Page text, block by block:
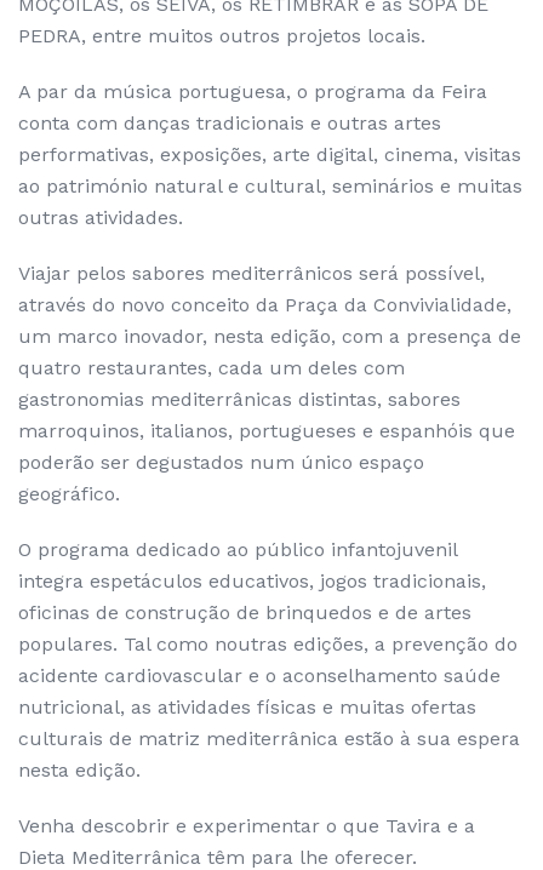
PEDRA, entre muitos outros projetos locais.
A par da música portuguesa, o programa da Feira
conta com danças tradicionais e outras artes
performativas, exposições, arte digital, cinema, visitas
ao património natural e cultural, seminários e muitas
outras atividades.
Viajar pelos sabores mediterrânicos será possível,
através do novo conceito da Praça da Convivialidade,
um marco inovador, nesta edição, com a presença de
quatro restaurantes, cada um deles com
gastronomias mediterrânicas distintas, sabores
marroquinos, italianos, portugueses e espanhóis que
poderão ser degustados num único espaço
geográfico.
O programa dedicado ao público infantojuvenil
integra espetáculos educativos, jogos tradicionais,
oficinas de construção de brinquedos e de artes
populares. Tal como noutras edições, a prevenção do
acidente cardiovascular e o aconselhamento saúde
nutricional, as atividades físicas e muitas ofertas
culturais de matriz mediterrânica estão à sua espera
nesta edição.
Venha descobrir e experimentar o que Tavira e a
Dieta Mediterrânica têm para lhe oferecer.